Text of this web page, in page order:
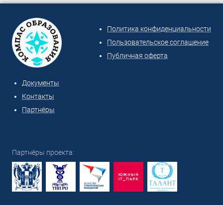
Политика конфиденциальности
Пользовательское соглашение
Публичная оферта
Документы
Контакты
Партнёры
Партнёры проекта: